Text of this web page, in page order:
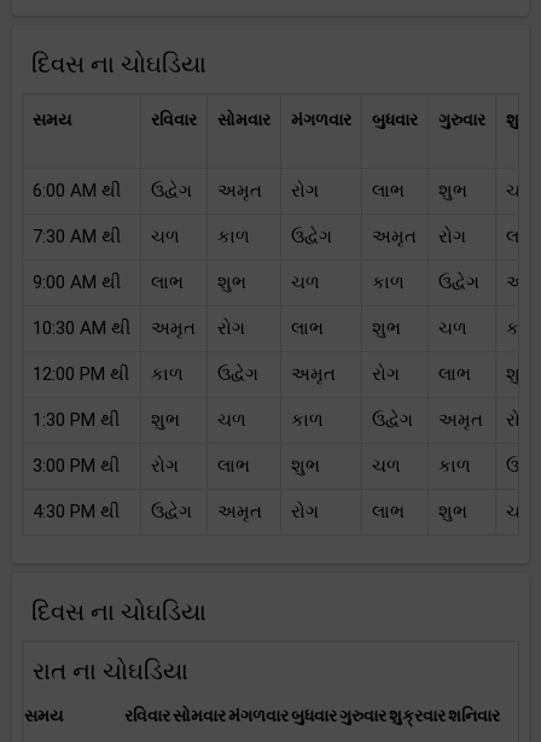
દિવસ ના ચોઘડિયા
સમય રવિવાર સોમવાર મંગળવાર બુધવાર ગુરુવાર
6:00 AM થી ઉદ્વેગ અમૃત રોગ લાભ શુભ ચળ
7:30 AM થી ચળ કાળ ઉદ્વેગ અમૃત રોગ લાભ
9:00 AM થી લાભ શુભ ચળ કાળ ઉદ્વેગ
10:30 AM થી અમૃત રોગ લાભ શુભ ચળ કાળ
12:00 PM થી કાળ ઉદ્વેગ અમૃત રોગ લાભ શુભ
1:30 PM થી શુભ ચળ કાળ ઉદ્વેગ અમૃત રોગ
3:00 PM થી રોગ લાભ શુભ ચળ કાળ
4:30 PM થી ઉદ્વેગ અમૃત રોગ લાભ શુભ ચળ
દિવસ ના ચોઘડિયા
રાત ના ચોઘડિયા
સમય રવિવારસોમવારમંગળવારબુધવારગુરુવારશુક્રવારશનિવાર